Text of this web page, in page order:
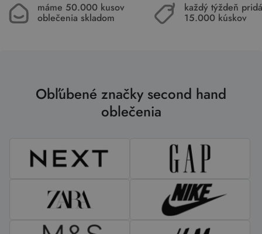
máme 50.000 kusov
oblečenia skladom
každý týždeň
15.000 kúskov
Obľúbené značky second hand
oblečenia